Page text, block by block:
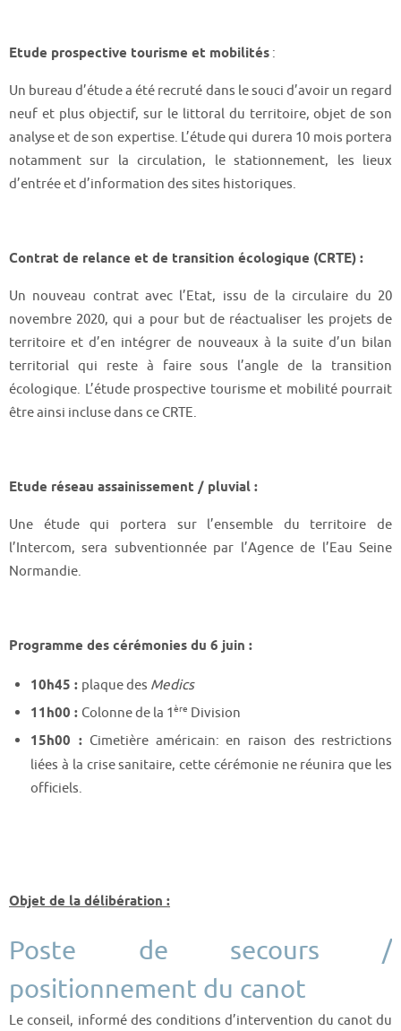
Etude prospective tourisme et mobilités :
Un bureau d’étude a été recruté dans le souci d’avoir un regard
neuf et plus objectif, sur le littoral du territoire, objet de son
analyse et de son expertise. L’étude qui durera 10 mois portera
notamment sur la circulation, le stationnement, les lieux
d’entrée et d’information des sites historiques.
Contrat de relance et de transition écologique (CRTE) :
Un nouveau contrat avec l’Etat, issu de la circulaire du 20
novembre 2020, qui a pour but de réactualiser les projets de
territoire et d’en intégrer de nouveaux à la suite d’un bilan
territorial qui reste à faire sous l’angle de la transition
écologique. L’étude prospective tourisme et mobilité pourrait
être ainsi incluse dans ce CRTE.
Etude réseau assainissement / pluvial :
Une étude qui portera sur l’ensemble du territoire de
l’Intercom, sera subventionnée par l’Agence de l’Eau Seine
Normandie.
Programme des cérémonies du 6 juin :
10h45 : plaque des Medics
11h00 : Colonne de la 1ère Division
15h00 : Cimetière américain: en raison des restrictions
liées à la crise sanitaire, cette cérémonie ne réunira que les
officiels.
Objet de la délibération :
Poste de secours /
positionnement du canot
Le conseil, informé des conditions d’intervention du canot du